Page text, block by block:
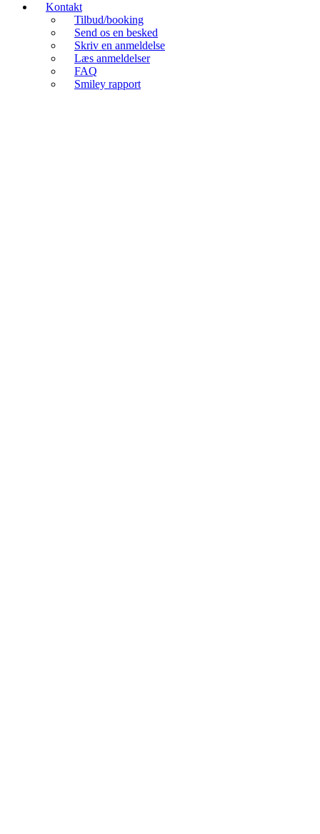
Kontakt
Tilbud/booking
Send os en besked
Skriv en anmeldelse
Læs anmeldelser
FAQ
Smiley rapport